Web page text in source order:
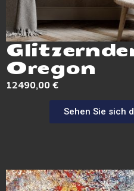
Oregon
12490,00€
Sehen Sie sich